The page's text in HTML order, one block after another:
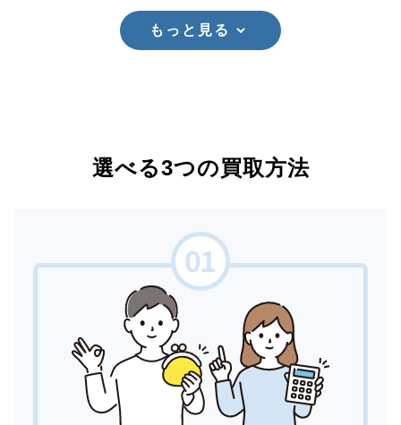
もっと見る
選べる3つの買取方法